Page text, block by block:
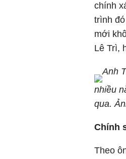
chính
trình
mới
Lê Trì,
Anh
nhiều
qua.
Chính
Theo